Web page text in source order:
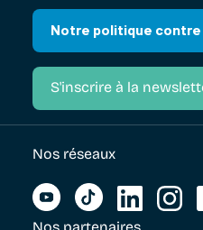
Notre politique contre
S'inscrire à la
Nos réseaux